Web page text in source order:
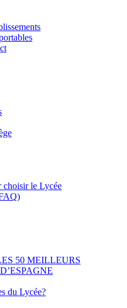
choisir le Lycée
50 MEILLEURS
du Lycée?